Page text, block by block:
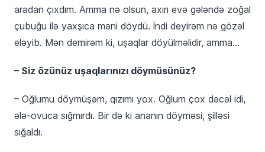
aradan çıxdım. Amma nə olsun, axırı evə gələndə zoğal
çubuğu ilə yaxşıca məni döydü. İndi deyirəm nə gözəl
eləyib. Mən demirəm ki, uşaqlar döyülməlidir, amma…
– Siz özünüz uşaqlarınızı döymüsünüz?
– Oğlumu döymüşəm, qızımı yox. Oğlum çox dəcəl idi,
ələ-ovuca sığmırdı. Bir də ki ananın döyməsi, şilləsi
sığaldı.